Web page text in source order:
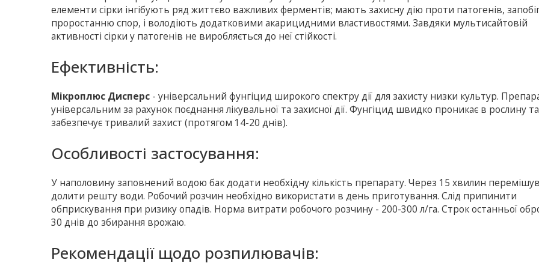
елементи сірки інгібують ряд життєво важливих ферментів; мають захисну дію проти патогенів,
проростанню спор, і володіють додатковими акарицидними властивостями. Завдяки мультисайтовій
активності сірки у патогенів не виробляється до неї стійкості.
Ефективність:
Мікроплюс Дисперс - універсальний фунгіцид широкого спектру дії для захисту низки культур.
універсальним за рахунок поєднання лікувальної та захисної дії. Фунгіцид швидко проникає в рослину та
забезпечує тривалий захист (протягом 14-20 днів).
Особливості застосування:
У наполовину заповнений водою бак додати необхідну кількість препарату. Через 15 хвилин
долити решту води. Робочий розчин необхідно використати в день приготування. Слід припинити
обприскування при ризику опадів. Норма витрати робочого розчину - 200-300 л/га. Строк останньої
30 днів до збирання врожаю.
Рекомендації щодо розпилювачів: